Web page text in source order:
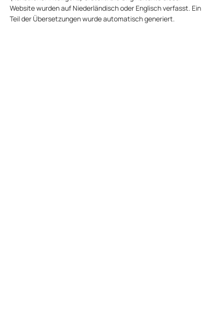
Website wurden auf Niederländisch oder Englisch verfasst. Ein
Teil der Übersetzungen wurde automatisch generiert.